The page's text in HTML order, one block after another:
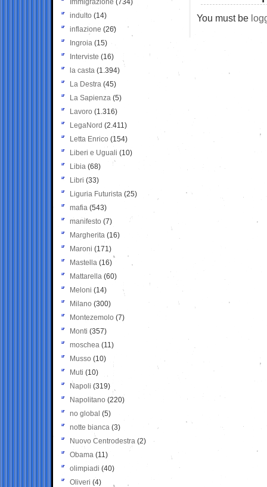
You must be
Immigrazione (734)
indulto (14)
inflazione (26)
Ingroia (15)
Interviste (16)
la casta (1.394)
La Destra (45)
La Sapienza (5)
Lavoro (1.316)
LegaNord (2.411)
Letta Enrico (154)
Liberi e Uguali (10)
Libia (68)
Libri (33)
Liguria Futurista (25)
mafia (543)
manifesto (7)
Margherita (16)
Maroni (171)
Mastella (16)
Mattarella (60)
Meloni (14)
Milano (300)
Montezemolo (7)
Monti (357)
moschea (11)
Musso (10)
Muti (10)
Napoli (319)
Napolitano (220)
no global (5)
notte bianca (3)
Nuovo Centrodestra (2)
Obama (11)
olimpiadi (40)
Oliveri (4)